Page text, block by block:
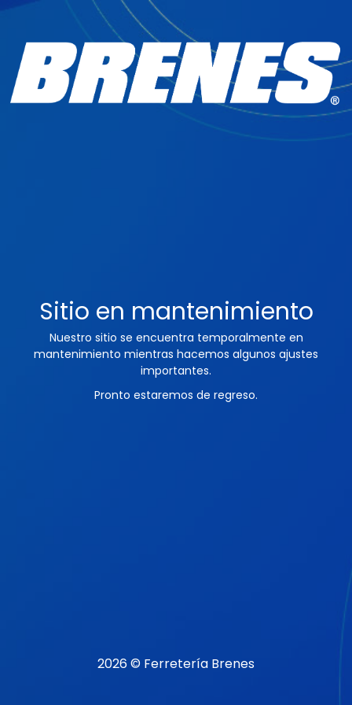
Sitio en mantenimiento
Nuestro sitio se encuentra temporalmente en
mantenimiento mientras hacemos algunos ajustes
importantes.
Pronto estaremos de regreso.
2026 © Ferretería Brenes